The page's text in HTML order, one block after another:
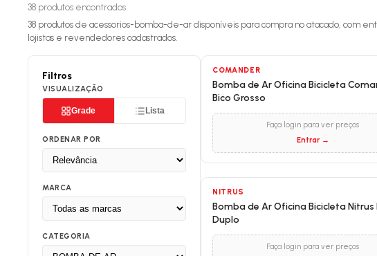
38 produtos encontrados
38 produtos de acessorios-bomba-de-ar disponíveis para compra no atacado, com
lojistas e revendedores cadastrados.
Filtros
VISUALIZAÇÃO
Grade Lista
ORDENAR POR
MARCA
CATEGORIA
COMANDER
Bomba de Ar Oficina Bicicleta
Bico Grosso
Faça login para ver preços
Entrar →
NITRUS
Bomba de Ar Oficina Bicicleta Nitrus
Duplo
Faça login para ver preços